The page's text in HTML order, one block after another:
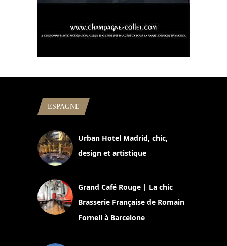
ESPAGNE
Urban Hotel Madrid, chic,
design et artistique
Grand Café Rouge | La chic
Brasserie Française de Romain
Fornell à Barcelone